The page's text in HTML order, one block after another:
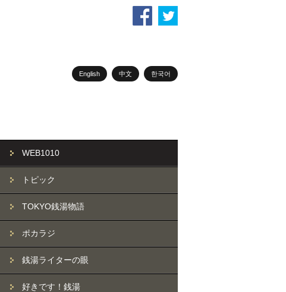
English 中文 한국어
WEB1010
トピック
TOKYO銭湯物語
ポカラジ
銭湯ライターの眼
好きです！銭湯